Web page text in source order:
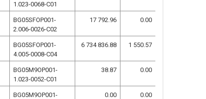
1.023-0068-C01
BG05SFOP001-
2.006-0026-C02
17 792.96 0.00
BG05SFOP001-
4.005-0008-C04
6 734 836.88 1 550.57
BG05M9OP001-
1.023-0052-C01
38.87 0.00
BG05M9OP001-
0.00 0.00